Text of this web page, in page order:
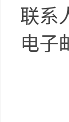
联系
电子